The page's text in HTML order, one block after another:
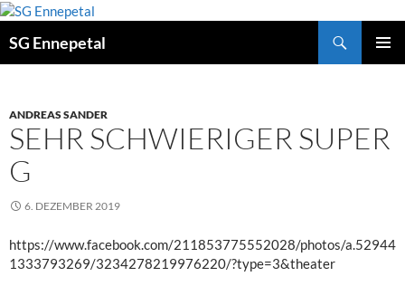
Zum
springen
SG Ennepetal
ANDREAS SANDER
SEHR SCHWIERIGER SUPER
G
6. DEZEMBER 2019
https://www.facebook.com/211853775552028/photos/a.52944
1333793269/3234278219976220/?type=3&theater